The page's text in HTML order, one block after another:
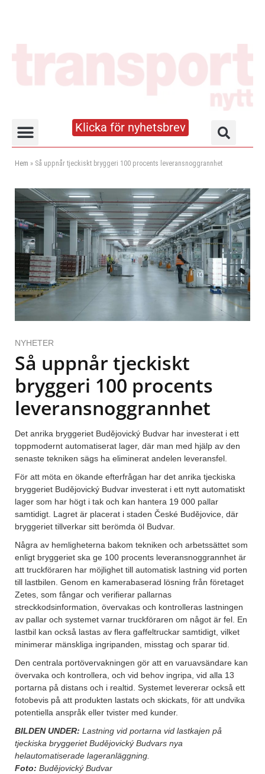
Klicka för nyhetsbrev
Hem » Så uppnår tjeckiskt bryggeri 100 procents leveransnoggrannhet
NYHETER
Så uppnår tjeckiskt
bryggeri 100 procents
leveransnoggrannhet
Det anrika bryggeriet Budějovický Budvar har investerat i ett
toppmodernt automatiserat lager, där man med hjälp av den
senaste tekniken sägs ha eliminerat andelen leveransfel.
För att möta en ökande efterfrågan har det anrika tjeckiska
bryggeriet Budějovický Budvar investerat i ett nytt automatiskt
lager som har högt i tak och kan hantera 19 000 pallar
samtidigt. Lagret är placerat i staden České Budějovice, där
bryggeriet tillverkar sitt berömda öl Budvar.
Några av hemligheterna bakom tekniken och arbetssättet som
enligt bryggeriet ska ge 100 procents leveransnoggrannhet är
att truckföraren har möjlighet till automatisk lastning vid porten
till lastbilen. Genom en kamerabaserad lösning från företaget
Zetes, som fångar och verifierar pallarnas
streckkodsinformation, övervakas och kontrolleras lastningen
av pallar och systemet varnar truckföraren om något är fel. En
lastbil kan också lastas av flera gaffeltruckar samtidigt, vilket
minimerar mänskliga ingripanden, misstag och sparar tid.
Den centrala portövervakningen gör att en varuavsändare kan
övervaka och kontrollera, och vid behov ingripa, vid alla 13
portarna på distans och i realtid. Systemet levererar också ett
fotobevis på att produkten lastats och skickats, för att undvika
potentiella anspråk eller tvister med kunder.
BILDEN UNDER: Lastning vid portarna vid lastkajen på
tjeckiska bryggeriet Budějovický Budvars nya
helautomatiserade lageranläggning.
Foto: Budějovický Budvar